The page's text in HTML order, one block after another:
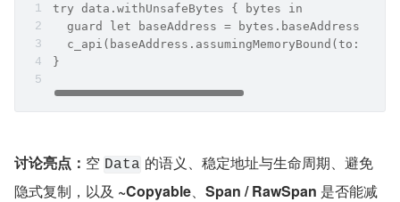
try data.withUnsafeBytes { bytes in
guard let baseAddress = bytes.baseAddress else
c_api(baseAddress.assumingMemoryBound(to:
}
讨论亮点： 空 Data 的语义、稳定地址与生命周期、避免
隐式复制，以及 ~Copyable、 Span / RawSpan 是否能减